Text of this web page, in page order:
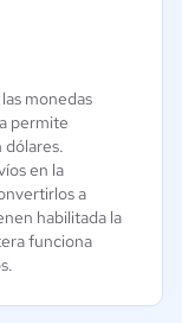
monedas
permite
dólares.
en la
a
habilitada la
funciona